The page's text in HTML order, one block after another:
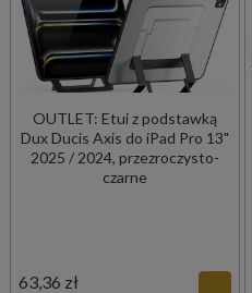
OUTLET: Etui z podstawką
Dux Ducis Axis do iPad Pro 13"
2025 / 2024, przezroczysto-
czarne
63,36 zł